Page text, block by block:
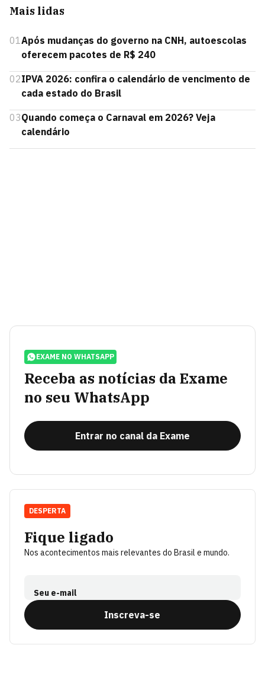
Mais lidas
01Após mudanças do governo na CNH, autoescolas
oferecem pacotes de R$ 240
02IPVA 2026: confira o calendário de vencimento de
cada estado do Brasil
03Quando começa o Carnaval em 2026? Veja
calendário
EXAME NO WHATSAPP
Receba as notícias da Exame
no seu WhatsApp
Entrar no canal da Exame
Fique ligado
Nos acontecimentos mais relevantes do Brasil e mundo.
Seu e-mail
Inscreva-se
DESPERTA